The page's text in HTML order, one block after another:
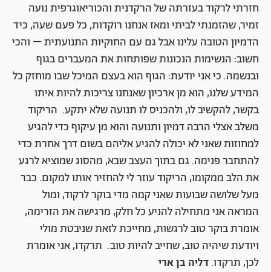
חזרתי לרקוד בעזרתה של הרקדנית והכוריאוגרפית נועה
זמיר, שהזמנתי לביתי ומאז אנחנו רוקדות, כל פעם שעה, כיד
הדמיון הטובה עלינו אבל גם עם החוקיות התנועתית – והכי
חשוב: הנשימות הנכונות שפותחות את המעברים בגוף
ובנשמה. כי אני יודעת: הגוף הוא בעצם המיכל שבו מוחזק כל
המידע שלנו, הוא מן ארכיון שאנחנו צריכות להיות איתו
בקשר, להקשיב לו, ולהכניס לו תנועה שלא יתקע. הריקוד
משלב אצלי הרבה דמיון ותנועה והוא מן עיקוף כדי להגיע
למחוזות שאני לא יכולה להגיע אליהם בשום דרך אחרת כדי
להתחבר פנימה. גם בתוך העצב שבא, מהסוג שמוציא לרגע
את הלב ממקומו, הריקוד עוזר לי להחזיר אותו למקום. כבר
מעל שלושה שבועות שאני קמה מדי בוקר לרקוד, ומול
המראה אני מתחילה להניע כל חלק, מרגישה את הזרימה,
אומרת בוקר טוב לרגשות, מחייכת לזאת שניבטת מולי
ויודעת שיהיה טוב, שחייב להיות טוב. תרקדו, אני אומרת
לכן, תרקדו.דליה בן ארי